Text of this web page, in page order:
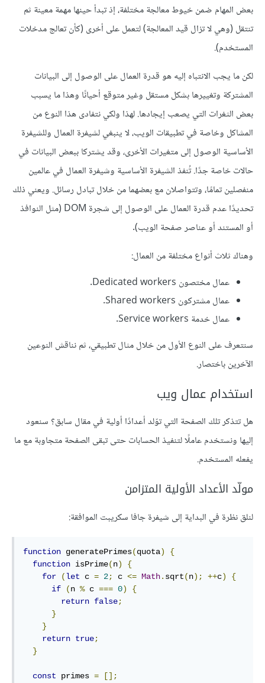
بعض المهام ضمن خيوط معالجة مختلفة، إذ تبدأ حينها مهمة معينة ثم
تنتقل (وهي لا تزال قيد المعالجة) لتعمل على أخرى (كأن تعالج مدخلات
المستخدم).
لكن ما يجب الانتباه إليه هو قدرة العمال على الوصول إلى البيانات
المشتركة وتغييرها بشكل مستقل وغير متوقع أحيانًا وهذا ما يسبب
بعض الثغرات التي يصعب إيجادها. لهذا ولكي نتفادى هذا النوع من
المشاكل وخاصة في تطبيقات الويب، لا ينبغي لشيفرة العمال وللشيفرة
اﻷساسية الوصول إلى متغيرات اﻷخرى، وقد يشتركا ببعض البيانات في
حالات خاصة جدًا. تُنفذ الشيفرة اﻷساسية وشيفرة العمال في عالمين
منفصلين تمامًا، وتتواصلان مع بعضهما من خلال تبادل رسائل. ويعني ذلك
تحديدًا عدم قدرة العمال على الوصول إلى شجرة DOM (مثل النوافذ
أو المستند أو عناصر صفحة الويب).
وهناك ثلاث أنواع مختلفة من العمال:
عمال مختصون Dedicated workers.
عمال مشتركون Shared workers.
عمال خدمة Service workers.
سنتعرف على النوع الأول من خلال مثال تطبيقي، ثم نناقش النوعين
اﻵخرين باختصار.
استخدام عمال ويب
هل تتذكر تلك الصفحة التي توّلد أعدادًا أولية في مقال سابق؟ سنعود
إليها ونستخدم عاملًا لتنفيذ الحسابات حتى تبقى الصفحة متجاوبة مع ما
يفعله المستخدم.
مولّد اﻷعداد اﻷولية المتزامن
لنلق نظرة في البداية إلى شيفرة جافا سكريبت الموافقة:
function generatePrimes(quota)
{
function isPrime(n)
{
for
(let c = 2; c <= Math. sqrt(n); ++c)
{
if
(n % c === 0)
{
return false;
}
}
return true;
}
const primes =
[];